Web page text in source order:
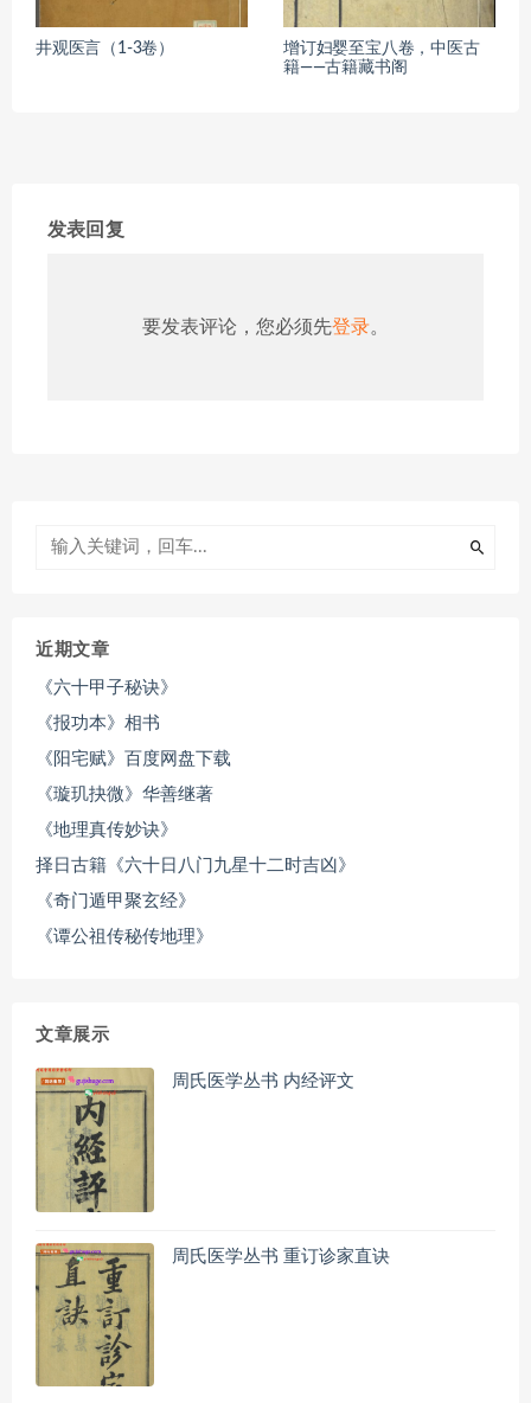
井观医言（1-3卷）
增订妇婴至宝八卷，中医古
籍——古籍藏书阁
发表回复
要发表评论，您必须先登录。
近期文章
《六十甲子秘诀》
《报功本》相书
《阳宅赋》百度网盘下载
《璇玑抉微》华善继著
《地理真传妙诀》
择日古籍《六十日八门九星十二时吉凶》
《奇门遁甲聚玄经》
《谭公祖传秘传地理》
文章展示
周氏医学丛书 内经评文
周氏医学丛书 重订诊家直诀